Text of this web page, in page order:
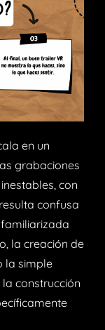
en un
grabaciones
con
confusa
la creación de
la simple
construcción